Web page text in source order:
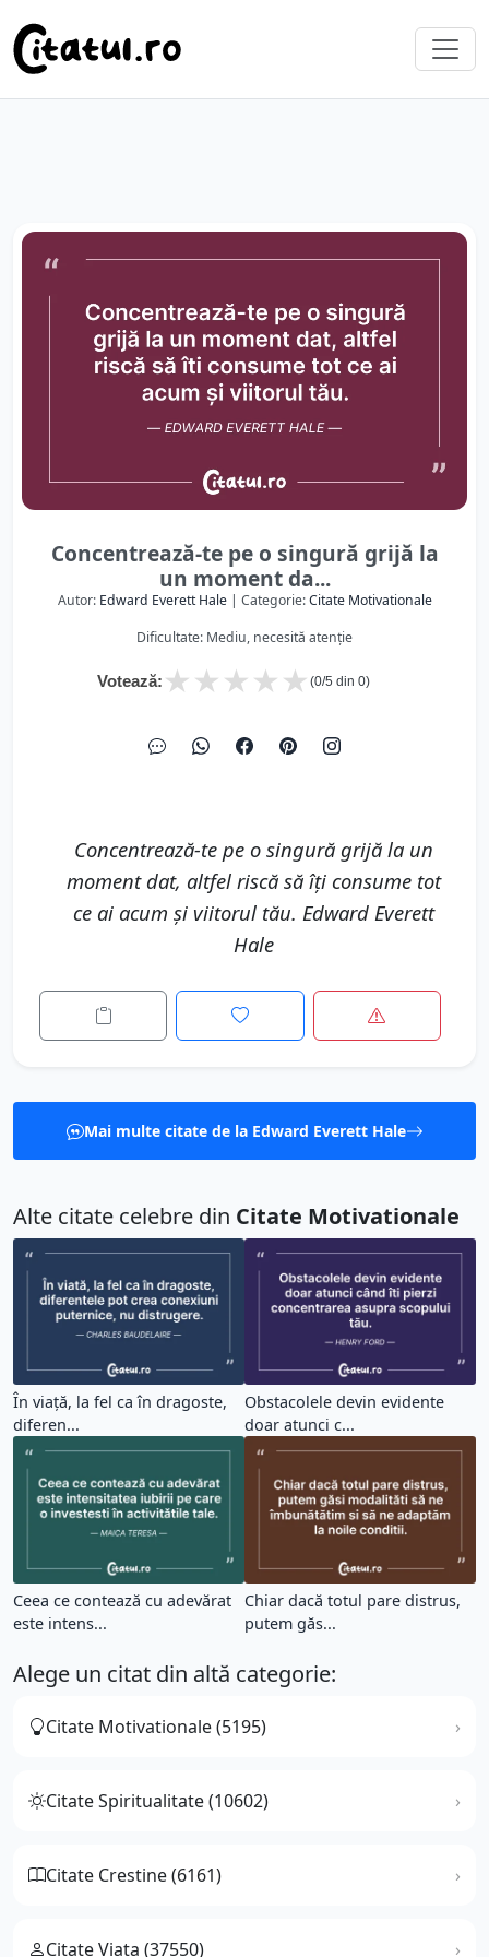
Concentrează-te pe o singură grijă la
un moment da...
Autor: Edward Everett Hale| Categorie:Citate Motivationale
Dificultate: Mediu, necesită atenție
Votează: ★
★
★
★
★ (0/5 din 0)
Concentrează-te pe o singură grijă la un
moment dat, altfel riscă să îți consume tot
ce ai acum și viitorul tău. Edward Everett
Hale
Mai multe citate de la Edward Everett Hale
Alte citate celebre din Citate Motivationale
În viață, la fel ca în dragoste,
diferen...
Obstacolele devin evidente
doar atunci c...
Ceea ce contează cu adevărat
este intens...
Chiar dacă totul pare distrus,
putem găs...
Alege un citat din altă categorie:
Citate Motivationale (5195)
Citate Spiritualitate (10602)
Citate Crestine (6161)
Citate Viata (37550)